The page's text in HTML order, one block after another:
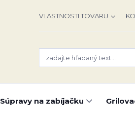
VLASTNOSTI TOVARU
Súpravy na zabíjačku